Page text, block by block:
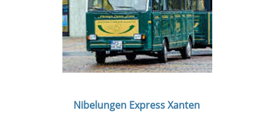
Nibelungen Express Xanten